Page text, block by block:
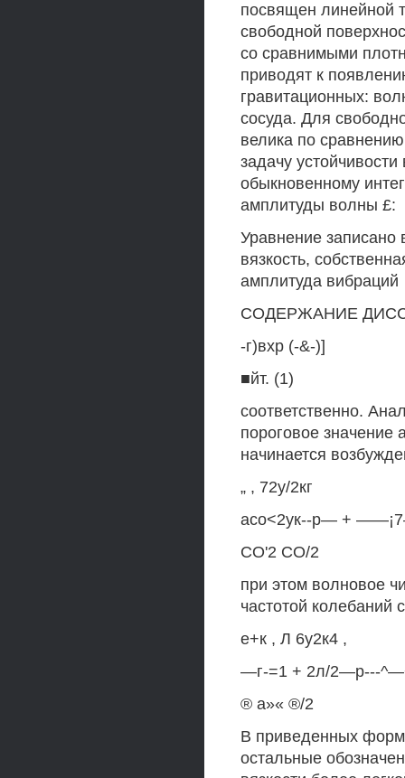
посвящен линейной
свободной
со сравнимыми
приводят к
гравитационных:
сосуда. Для
велика по
задачу
обыкновенному
амплитуды волны £:
Уравнение
вязкость,
амплитуда вибраций
СОДЕРЖАНИЕ
-г)вхр (-&-)]
■йт. (1)
соответственно.
пороговое значение
начинается
„ , 72у/2кг
асо<2ук--р— +
СО'2 СО/2
при этом волновое
частотой колебаний
е+к , Л 6у2к4 ,
—г-=1 + 2л/2—р---
® а»« ®/2
В приведенных
остальные